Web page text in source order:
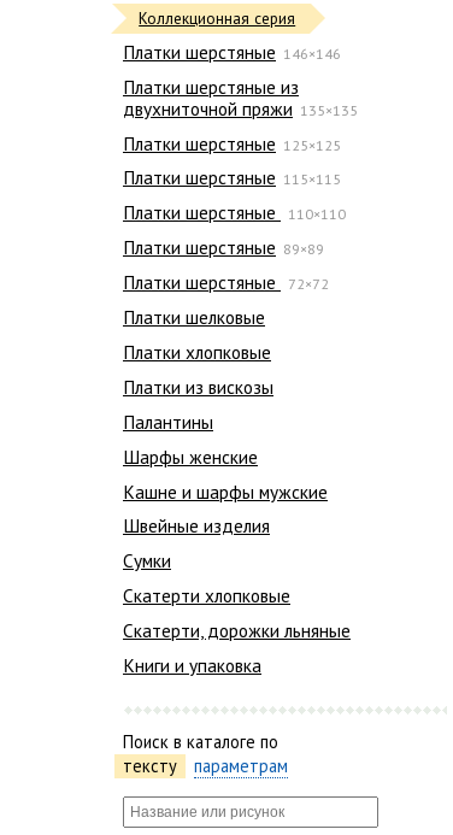
Коллекционная серия
Платки шерстяные 146×146
Платки шерстяные из
двухниточной пряжи 135×135
Платки шерстяные 125×125
Платки шерстяные 115×115
Платки шерстяные 110×110
Платки шерстяные 89×89
Платки шерстяные 72×72
Платки шелковые
Платки хлопковые
Платки из вискозы
Палантины
Шарфы женские
Кашне и шарфы мужские
Швейные изделия
Сумки
Скатерти хлопковые
Скатерти, дорожки льняные
Книги и упаковка
Поиск в каталоге по
тексту
параметрам